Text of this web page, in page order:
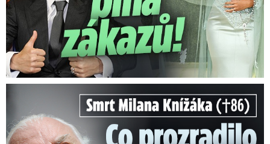
Smrt Milana Knížáka (†86): Co prozradilo neobvyklé parte?